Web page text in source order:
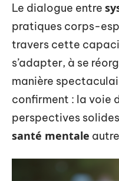
Le dialogue entre
pratiques corps-
travers cette
s’adapter, à se
manière
confirment : la voie
perspectives
santé mentale